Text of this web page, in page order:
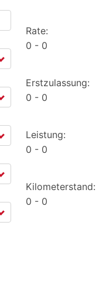
Rate:
0
0
Erstzulassung:
0
0
Leistung:
0
0
Kilometerstand:
0
0